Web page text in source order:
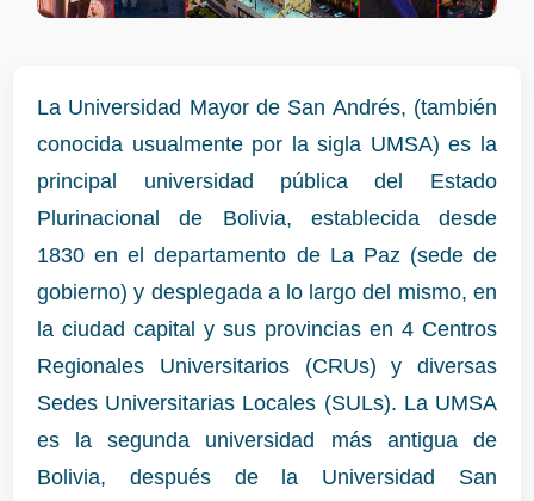
La Universidad Mayor de San Andrés, (también
conocida usualmente por la sigla UMSA) es la
principal universidad pública del Estado
Plurinacional de Bolivia, establecida desde
1830 en el departamento de La Paz (sede de
gobierno) y desplegada a lo largo del mismo, en
la ciudad capital y sus provincias en 4 Centros
Regionales Universitarios (CRUs) y diversas
Sedes Universitarias Locales (SULs). La UMSA
es la segunda universidad más antigua de
Bolivia, después de la Universidad San